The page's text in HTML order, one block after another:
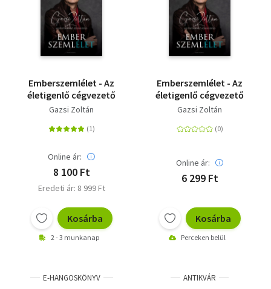
Történelem
Emberszemlélet - Az
életigenlő cégvezető
Gazsi Zoltán
Online ár:
8 100 Ft
Eredeti ár: 8 999 Ft
Kosárba
2 - 3 munkanap
Emberszemlélet - Az
életigenlő cégvezető
Gazsi Zoltán
Online ár:
6 299 Ft
Kosárba
Perceken belül
E-HANGOSKÖNYV ANTIKVÁR